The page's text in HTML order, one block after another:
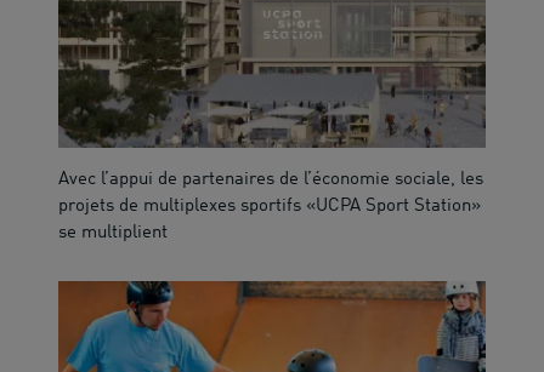
Avec l’appui de partenaires de l’économie sociale, les
projets de multiplexes sportifs «UCPA Sport Station»
se multiplient